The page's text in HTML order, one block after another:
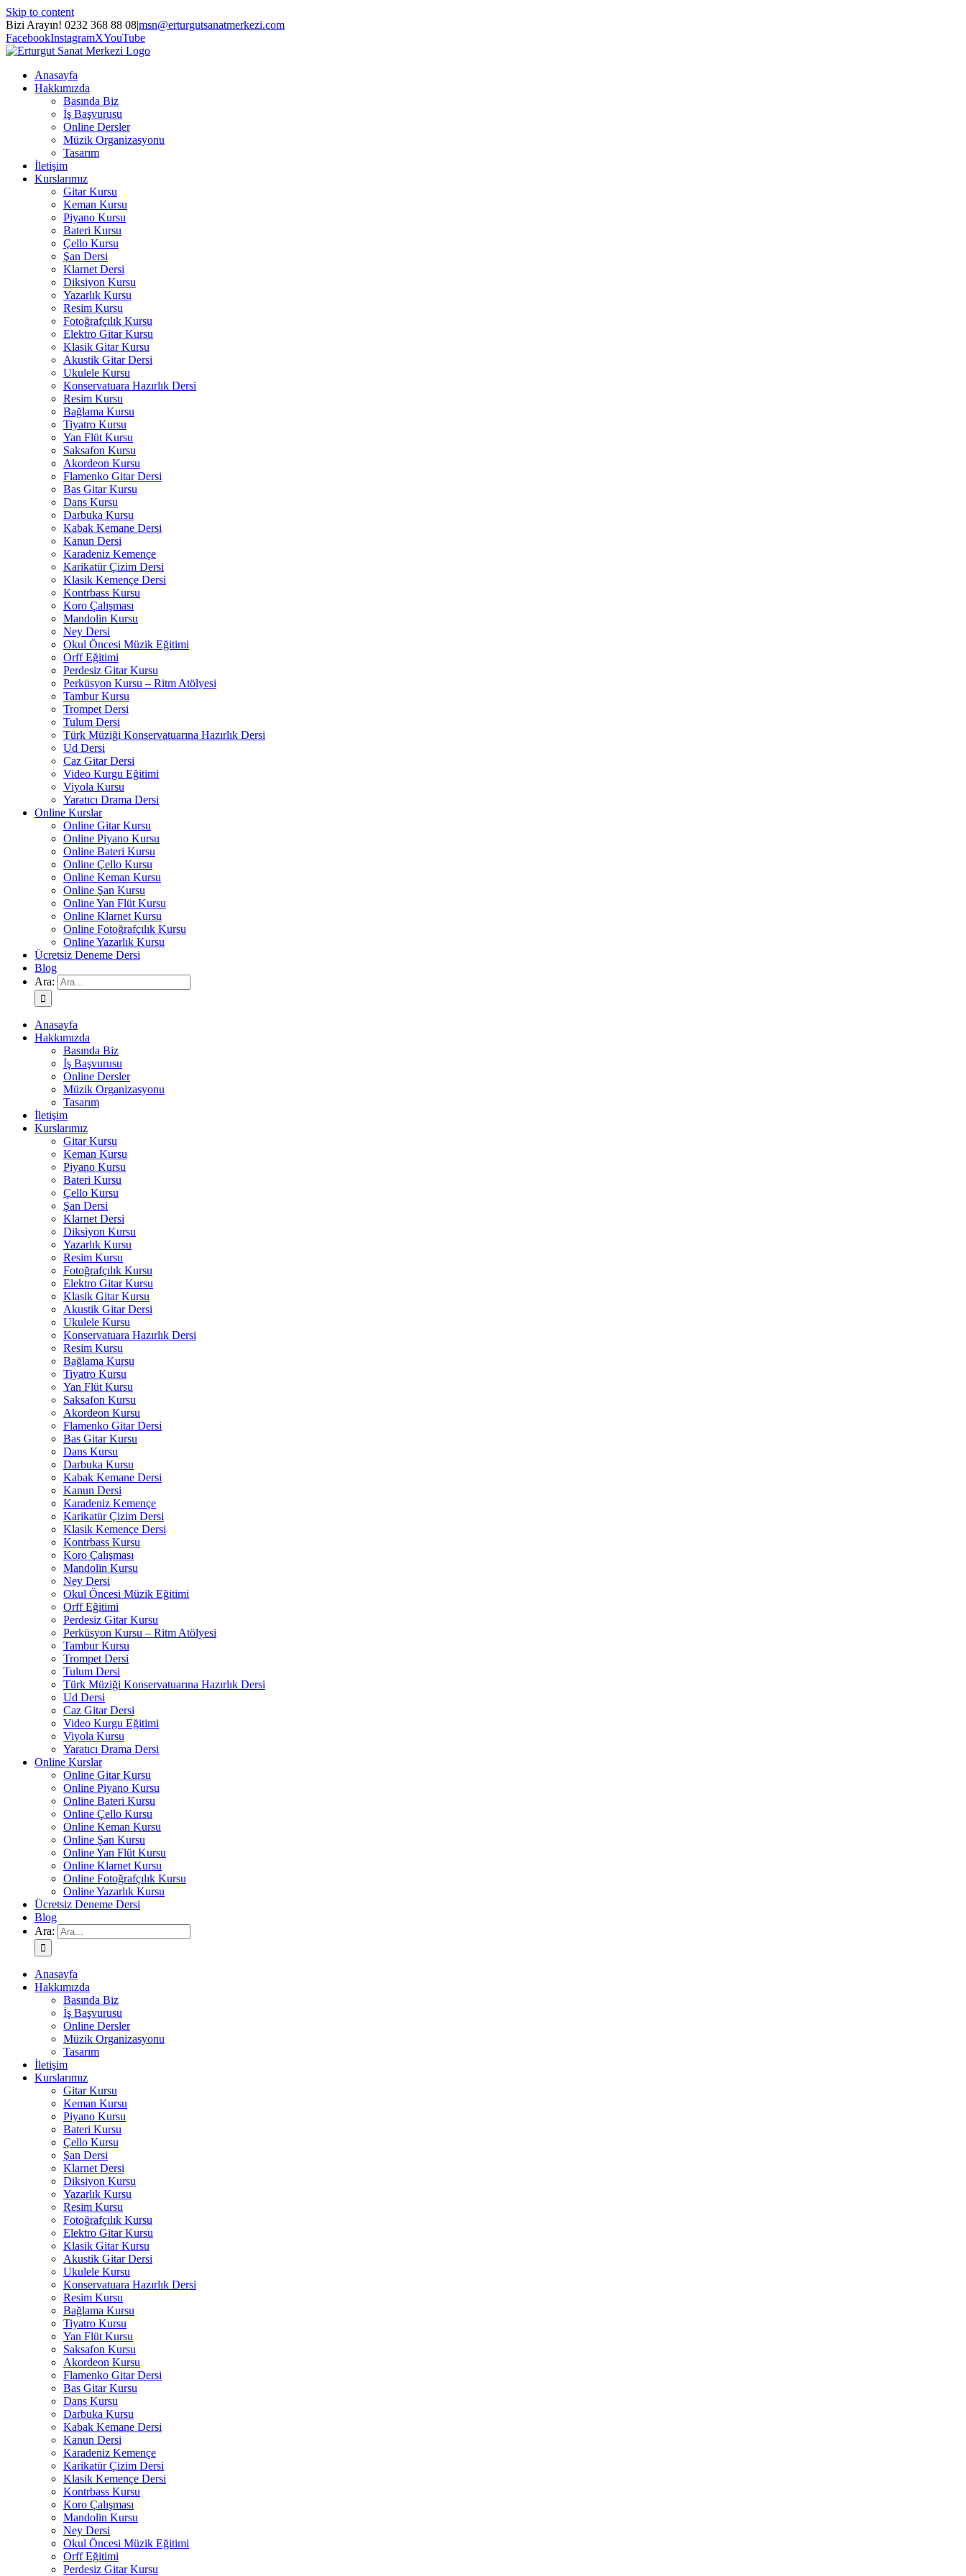
Skip to content
Bizi Arayın! 0232 368 88 08|msn@erturgutsanatmerkezi.com
FacebookInstagramXYouTube
Anasayfa
Hakkımızda
Basında Biz
İş Başvurusu
Online Dersler
Müzik Organizasyonu
Tasarım
İletişim
Kurslarımız
Gitar Kursu
Keman Kursu
Piyano Kursu
Bateri Kursu
Çello Kursu
Şan Dersi
Klarnet Dersi
Diksiyon Kursu
Yazarlık Kursu
Resim Kursu
Fotoğrafçılık Kursu
Elektro Gitar Kursu
Klasik Gitar Kursu
Akustik Gitar Dersi
Ukulele Kursu
Konservatuara Hazırlık Dersi
Resim Kursu
Bağlama Kursu
Tiyatro Kursu
Yan Flüt Kursu
Saksafon Kursu
Akordeon Kursu
Flamenko Gitar Dersi
Bas Gitar Kursu
Dans Kursu
Darbuka Kursu
Kabak Kemane Dersi
Kanun Dersi
Karadeniz Kemençe
Karikatür Çizim Dersi
Klasik Kemençe Dersi
Kontrbass Kursu
Koro Çalışması
Mandolin Kursu
Ney Dersi
Okul Öncesi Müzik Eğitimi
Orff Eğitimi
Perdesiz Gitar Kursu
Perküsyon Kursu – Ritm Atölyesi
Tambur Kursu
Trompet Dersi
Tulum Dersi
Türk Müziği Konservatuarına Hazırlık Dersi
Ud Dersi
Caz Gitar Dersi
Video Kurgu Eğitimi
Viyola Kursu
Yaratıcı Drama Dersi
Online Kurslar
Online Gitar Kursu
Online Piyano Kursu
Online Bateri Kursu
Online Çello Kursu
Online Keman Kursu
Online Şan Kursu
Online Yan Flüt Kursu
Online Klarnet Kursu
Online Fotoğrafçılık Kursu
Online Yazarlık Kursu
Ücretsiz Deneme Dersi
Blog
Ara:
Anasayfa
Hakkımızda
Basında Biz
İş Başvurusu
Online Dersler
Müzik Organizasyonu
Tasarım
İletişim
Kurslarımız
Gitar Kursu
Keman Kursu
Piyano Kursu
Bateri Kursu
Çello Kursu
Şan Dersi
Klarnet Dersi
Diksiyon Kursu
Yazarlık Kursu
Resim Kursu
Fotoğrafçılık Kursu
Elektro Gitar Kursu
Klasik Gitar Kursu
Akustik Gitar Dersi
Ukulele Kursu
Konservatuara Hazırlık Dersi
Resim Kursu
Bağlama Kursu
Tiyatro Kursu
Yan Flüt Kursu
Saksafon Kursu
Akordeon Kursu
Flamenko Gitar Dersi
Bas Gitar Kursu
Dans Kursu
Darbuka Kursu
Kabak Kemane Dersi
Kanun Dersi
Karadeniz Kemençe
Karikatür Çizim Dersi
Klasik Kemençe Dersi
Kontrbass Kursu
Koro Çalışması
Mandolin Kursu
Ney Dersi
Okul Öncesi Müzik Eğitimi
Orff Eğitimi
Perdesiz Gitar Kursu
Perküsyon Kursu – Ritm Atölyesi
Tambur Kursu
Trompet Dersi
Tulum Dersi
Türk Müziği Konservatuarına Hazırlık Dersi
Ud Dersi
Caz Gitar Dersi
Video Kurgu Eğitimi
Viyola Kursu
Yaratıcı Drama Dersi
Online Kurslar
Online Gitar Kursu
Online Piyano Kursu
Online Bateri Kursu
Online Çello Kursu
Online Keman Kursu
Online Şan Kursu
Online Yan Flüt Kursu
Online Klarnet Kursu
Online Fotoğrafçılık Kursu
Online Yazarlık Kursu
Ücretsiz Deneme Dersi
Blog
Ara:
Anasayfa
Hakkımızda
Basında Biz
İş Başvurusu
Online Dersler
Müzik Organizasyonu
Tasarım
İletişim
Kurslarımız
Gitar Kursu
Keman Kursu
Piyano Kursu
Bateri Kursu
Çello Kursu
Şan Dersi
Klarnet Dersi
Diksiyon Kursu
Yazarlık Kursu
Resim Kursu
Fotoğrafçılık Kursu
Elektro Gitar Kursu
Klasik Gitar Kursu
Akustik Gitar Dersi
Ukulele Kursu
Konservatuara Hazırlık Dersi
Resim Kursu
Bağlama Kursu
Tiyatro Kursu
Yan Flüt Kursu
Saksafon Kursu
Akordeon Kursu
Flamenko Gitar Dersi
Bas Gitar Kursu
Dans Kursu
Darbuka Kursu
Kabak Kemane Dersi
Kanun Dersi
Karadeniz Kemençe
Karikatür Çizim Dersi
Klasik Kemençe Dersi
Kontrbass Kursu
Koro Çalışması
Mandolin Kursu
Ney Dersi
Okul Öncesi Müzik Eğitimi
Orff Eğitimi
Perdesiz Gitar Kursu